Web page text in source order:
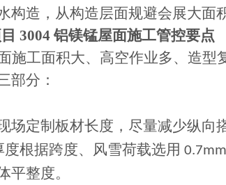
构造，从构造层面规避会展大面
3004 铝镁锰屋面施工管控要点
施工面积大、高空作业多、造型
部分：
场定制板材长度，尽量减少纵向
度根据跨度、风雪荷载选用
平整度。